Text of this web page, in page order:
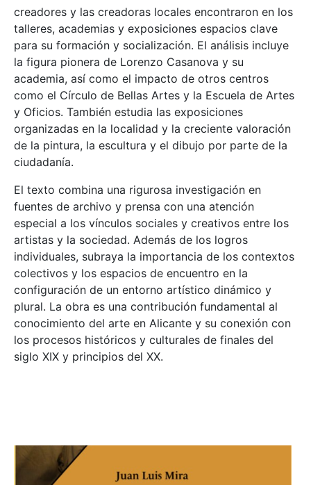
creadores y las creadoras locales encontraron en los
talleres, academias y exposiciones espacios clave
para su formación y socialización. El análisis incluye
la figura pionera de Lorenzo Casanova y su
academia, así como el impacto de otros centros
como el Círculo de Bellas Artes y la Escuela de Artes
y Oficios. También estudia las exposiciones
organizadas en la localidad y la creciente valoración
de la pintura, la escultura y el dibujo por parte de la
ciudadanía.
El texto combina una rigurosa investigación en
fuentes de archivo y prensa con una atención
especial a los vínculos sociales y creativos entre los
artistas y la sociedad. Además de los logros
individuales, subraya la importancia de los contextos
colectivos y los espacios de encuentro en la
configuración de un entorno artístico dinámico y
plural. La obra es una contribución fundamental al
conocimiento del arte en Alicante y su conexión con
los procesos históricos y culturales de finales del
siglo XIX y principios del XX.